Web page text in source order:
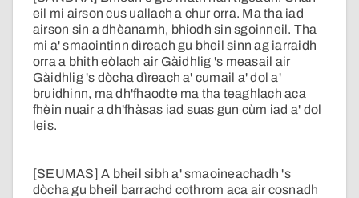
eil mi airson cus uallach a chur orra. Ma tha iad
airson sin a dhèanamh, bhiodh sin sgoinneil. Tha
mi a' smaointinn dìreach gu bheil sinn ag iarraidh
orra a bhith eòlach air Gàidhlig 's measail air
Gàidhlig 's dòcha dìreach a' cumail a' dol a'
bruidhinn, ma dh'fhaodte ma tha teaghlach aca
fhèin nuair a dh'fhàsas iad suas gun cùm iad a' dol
leis.
[SEUMAS] A bheil sibh a' smaoineachadh 's
dòcha gu bheil barrachd cothrom aca air cosnadh